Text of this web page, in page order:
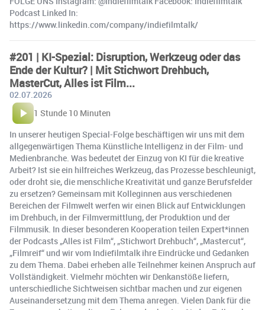
Podcast Linked In:
https://www.linkedin.com/company/indiefilmtalk/
#201 | KI-Spezial: Disruption, Werkzeug oder das
Ende der Kultur? | Mit Stichwort Drehbuch,
MasterCut, Alles ist Film...
02.07.2026
1 Stunde 10 Minuten
In unserer heutigen Special-Folge beschäftigen wir uns mit dem
allgegenwärtigen Thema Künstliche Intelligenz in der Film- und
Medienbranche. Was bedeutet der Einzug von KI für die kreative
Arbeit? Ist sie ein hilfreiches Werkzeug, das Prozesse beschleunigt,
oder droht sie, die menschliche Kreativität und ganze Berufsfelder
zu ersetzen? Gemeinsam mit Kolleginnen aus verschiedenen
Bereichen der Filmwelt werfen wir einen Blick auf Entwicklungen
im Drehbuch, in der Filmvermittlung, der Produktion und der
Filmmusik. In dieser besonderen Kooperation teilen Expert*innen
der Podcasts „Alles ist Film“, „Stichwort Drehbuch“, „Mastercut“,
„Filmreif“ und wir vom Indiefilmtalk ihre Eindrücke und Gedanken
zu dem Thema. Dabei erheben alle Teilnehmer keinen Anspruch auf
Vollständigkeit. Vielmehr möchten wir Denkanstöße liefern,
unterschiedliche Sichtweisen sichtbar machen und zur eigenen
Auseinandersetzung mit dem Thema anregen. Vielen Dank für die